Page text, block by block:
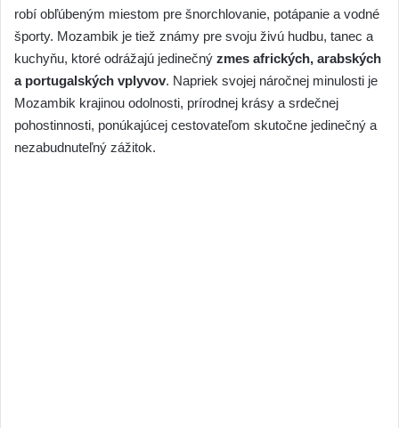
robí obľúbeným miestom pre šnorchlovanie, potápanie a vodné
športy. Mozambik je tiež známy pre svoju živú hudbu, tanec a
kuchyňu, ktoré odrážajú jedinečný zmes afrických, arabských
a portugalských vplyvov. Napriek svojej náročnej minulosti je
Mozambik krajinou odolnosti, prírodnej krásy a srdečnej
pohostinnosti, ponúkajúcej cestovateľom skutočne jedinečný a
nezabudnuteľný zážitok.